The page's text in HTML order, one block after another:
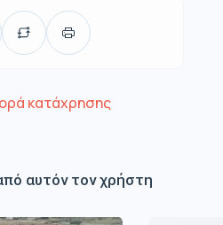
κατάχρησης
αυτόν τον χρήστη